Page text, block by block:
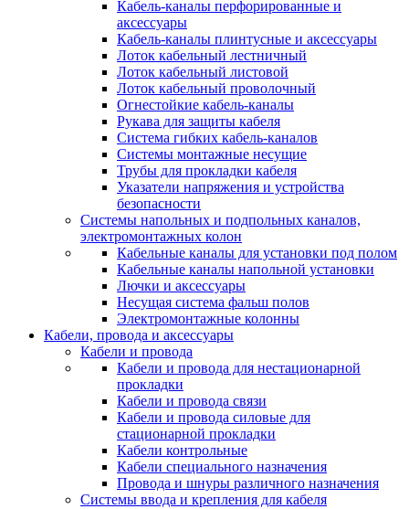
Кабель-каналы перфорированные и
аксессуары
Кабель-каналы плинтусные и аксессуары
Лоток кабельный лестничный
Лоток кабельный листовой
Лоток кабельный проволочный
Огнестойкие кабель-каналы
Рукава для защиты кабеля
Система гибких кабель-каналов
Системы монтажные несущие
Трубы для прокладки кабеля
Указатели напряжения и устройства
безопасности
Системы напольных и подпольных каналов,
электромонтажных колон
Кабельные каналы для установки под полом
Кабельные каналы напольной установки
Лючки и аксессуары
Несущая система фальш полов
Электромонтажные колонны
Кабели, провода и аксессуары
Кабели и провода
Кабели и провода для нестационарной
прокладки
Кабели и провода связи
Кабели и провода силовые для
стационарной прокладки
Кабели контрольные
Кабели специального назначения
Провода и шнуры различного назначения
Системы ввода и крепления для кабеля